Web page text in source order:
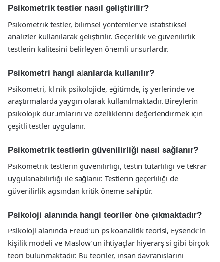
Psikometrik testler nasıl geliştirilir?
Psikometrik testler, bilimsel yöntemler ve istatistiksel
analizler kullanılarak geliştirilir. Geçerlilik ve güvenilirlik
testlerin kalitesini belirleyen önemli unsurlardır.
Psikometri hangi alanlarda kullanılır?
Psikometri, klinik psikolojide, eğitimde, iş yerlerinde ve
araştırmalarda yaygın olarak kullanılmaktadır. Bireylerin
psikolojik durumlarını ve özelliklerini değerlendirmek için
çeşitli testler uygulanır.
Psikometrik testlerin güvenilirliği nasıl sağlanır?
Psikometrik testlerin güvenilirliği, testin tutarlılığı ve tekrar
uygulanabilirliği ile sağlanır. Testlerin geçerliliği de
güvenilirlik açısından kritik öneme sahiptir.
Psikoloji alanında hangi teoriler öne çıkmaktadır?
Psikoloji alanında Freud’un psikoanalitik teorisi, Eysenck’in
kişilik modeli ve Maslow’un ihtiyaçlar hiyerarşisi gibi birçok
teori bulunmaktadır. Bu teoriler, insan davranışlarını